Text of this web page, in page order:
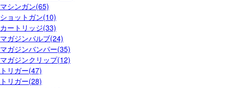
マシンガン(65)
ショットガン(10)
カートリッジ(33)
マガジンバルブ(24)
マガジンバンパー(35)
マガジンクリップ(12)
トリガー(47)
トリガー(28)